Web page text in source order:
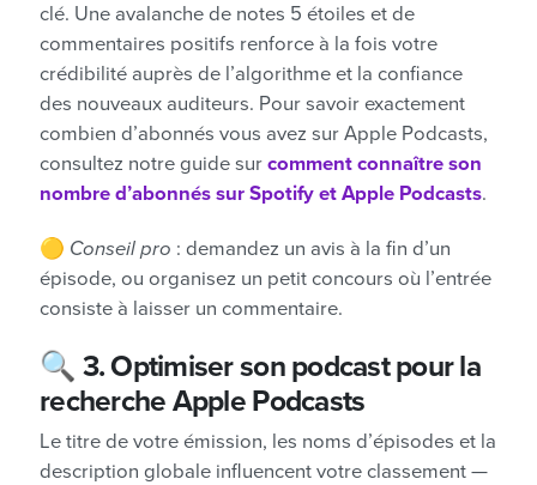
clé. Une avalanche de notes 5 étoiles et de
commentaires positifs renforce à la fois votre
crédibilité auprès de l’algorithme et la confiance
des nouveaux auditeurs. Pour savoir exactement
combien d’abonnés vous avez sur Apple Podcasts,
consultez notre guide sur comment connaître son
nombre d’abonnés sur Spotify et Apple Podcasts.
🟡 Conseil pro : demandez un avis à la fin d’un
épisode, ou organisez un petit concours où l’entrée
consiste à laisser un commentaire.
🔍 3. Optimiser son podcast pour la
recherche Apple Podcasts
Le titre de votre émission, les noms d’épisodes et la
description globale influencent votre classement —